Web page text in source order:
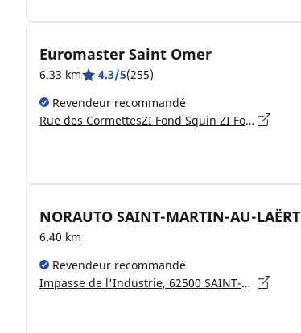
Euromaster Saint Omer
6.33 km 4.3/5(255)
Revendeur recommandé
Rue des CormettesZI Fond Squin ZI Fond Squin, 62500 SAINT MARTIN AU LAERT
NORAUTO SAINT-MARTIN-AU-LAËRT
6.40 km
Revendeur recommandé
Impasse de l'Industrie, 62500 SAINT-MARTIN-AU-LAËRT